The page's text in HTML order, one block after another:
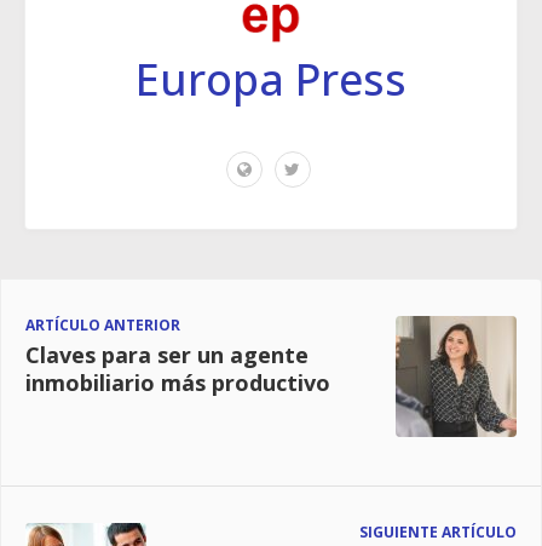
Europa Press
ARTÍCULO ANTERIOR
Claves para ser un agente
inmobiliario más productivo
SIGUIENTE ARTÍCULO